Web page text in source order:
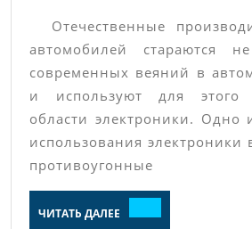
ВАЗ.
и
решение
проблем
Отечественные
автомобилей стараются
современных веяний в
и используют для этого
области электроники. Одно
использования
противоугонные
ЧИТАТЬ ДАЛЕЕ ДАЛЕЕ